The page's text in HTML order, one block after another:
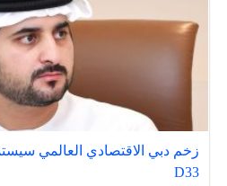
زخم دبي الاقتصادي العالمي
D33